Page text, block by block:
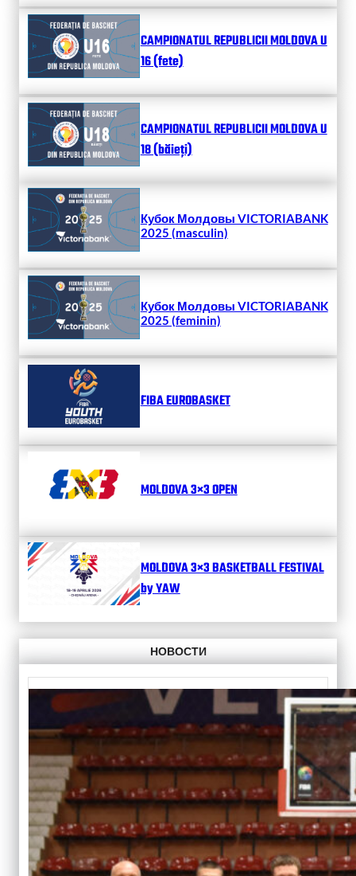
CAMPIONATUL REPUBLICII MOLDOVA U
16 (fete)
CAMPIONATUL REPUBLICII MOLDOVA U
18 (băieți)
Кубок Молдовы VICTORIABANK
2025 (masculin)
Кубок Молдовы VICTORIABANK
2025 (feminin)
FIBA EUROBASKET
MOLDOVA 3×3 OPEN
MOLDOVA 3×3 BASKETBALL FESTIVAL
by YAW
НОВОСТИ